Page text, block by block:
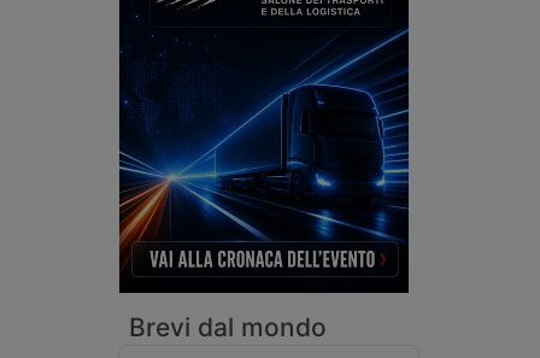
Brevi dal mondo